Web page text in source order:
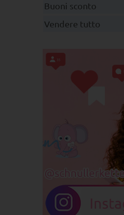
Buoni sconto
Vendere tutto